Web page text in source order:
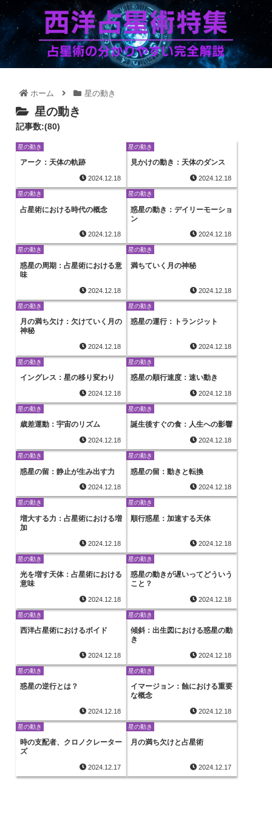
ホーム 星の動き
星の動き
記事数:(80)
星の動き
アーク：天体の軌跡
2024.12.18
星の動き
見かけの動き：天体のダンス
2024.12.18
星の動き
占星術における時代の概念
2024.12.18
星の動き
惑星の動き：デイリーモーショ
ン
2024.12.18
星の動き
惑星の周期：占星術における意
味
2024.12.18
星の動き
満ちていく月の神秘
2024.12.18
星の動き
月の満ち欠け：欠けていく月の
神秘
2024.12.18
星の動き
惑星の運行：トランジット
2024.12.18
星の動き
イングレス：星の移り変わり
2024.12.18
星の動き
惑星の順行速度：速い動き
2024.12.18
星の動き
歳差運動：宇宙のリズム
2024.12.18
星の動き
誕生後すぐの食：人生への影響
2024.12.18
星の動き
惑星の留：静止が生み出す力
2024.12.18
星の動き
惑星の留：動きと転換
2024.12.18
星の動き
増大する力：占星術における増
加
2024.12.18
星の動き
順行惑星：加速する天体
2024.12.18
星の動き
光を増す天体：占星術における
意味
2024.12.18
星の動き
惑星の動きが遅いってどういう
こと？
2024.12.18
星の動き
西洋占星術におけるボイド
2024.12.18
星の動き
傾斜：出生図における惑星の動
き
2024.12.18
星の動き
惑星の逆行とは？
2024.12.18
星の動き
イマージョン：蝕における重要
な概念
2024.12.18
星の動き
時の支配者、クロノクレーター
ズ
2024.12.17
星の動き
月の満ち欠けと占星術
2024.12.17